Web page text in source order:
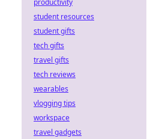
productivity
student resources
student gifts
tech gifts
travel gifts
tech reviews
wearables
vlogging tips
workspace
travel gadgets